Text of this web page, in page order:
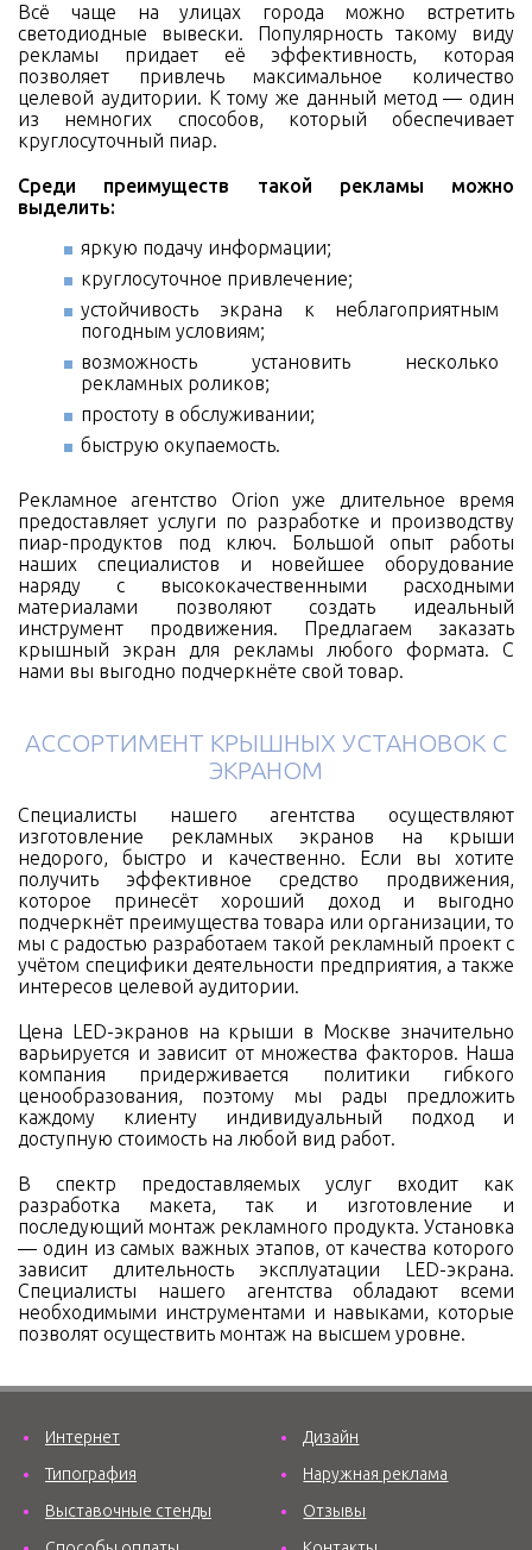
Всё чаще на улицах города можно встретить
светодиодные вывески. Популярность такому виду
рекламы придает её эффективность, которая
позволяет привлечь максимальное количество
целевой аудитории. К тому же данный метод — один
из немногих способов, который обеспечивает
круглосуточный пиар.
Среди преимуществ такой рекламы можно
выделить:
яркую подачу информации;
круглосуточное привлечение;
устойчивость экрана к неблагоприятным
погодным условиям;
возможность установить несколько
рекламных роликов;
простоту в обслуживании;
быструю окупаемость.
Рекламное агентство Orion уже длительное время
предоставляет услуги по разработке и производству
пиар-продуктов под ключ. Большой опыт работы
наших специалистов и новейшее оборудование
наряду с высококачественными расходными
материалами позволяют создать идеальный
инструмент продвижения. Предлагаем заказать
крышный экран для рекламы любого формата. С
нами вы выгодно подчеркнёте свой товар.
АССОРТИМЕНТ КРЫШНЫХ УСТАНОВОК С
ЭКРАНОМ
Специалисты нашего агентства осуществляют
изготовление рекламных экранов на крыши
недорого, быстро и качественно. Если вы хотите
получить эффективное средство продвижения,
которое принесёт хороший доход и выгодно
подчеркнёт преимущества товара или организации, то
мы с радостью разработаем такой рекламный проект с
учётом специфики деятельности предприятия, а также
интересов целевой аудитории.
Цена LED-экранов на крыши в Москве значительно
варьируется и зависит от множества факторов. Наша
компания придерживается политики гибкого
ценообразования, поэтому мы рады предложить
каждому клиенту индивидуальный подход и
доступную стоимость на любой вид работ.
В спектр предоставляемых услуг входит как
разработка макета, так и изготовление и
последующий монтаж рекламного продукта. Установка
— один из самых важных этапов, от качества которого
зависит длительность эксплуатации LED-экрана.
Специалисты нашего агентства обладают всеми
необходимыми инструментами и навыками, которые
позволят осуществить монтаж на высшем уровне.
Интернет
Дизайн
Типография
Наружная реклама
Выставочные стенды
Отзывы